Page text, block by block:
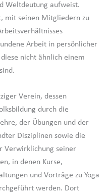
Weltdeutung aufweist.
mit seinen Mitgliedern zu
Arbeit in persönlicher
nicht ähnlich einem
Verein, dessen
durch die
der Übungen und der
Disziplinen sowie die
Verwirklichung seiner
in denen Kurse,
und Vorträge zu Yoga
werden. Dort